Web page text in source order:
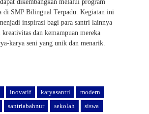
dikembangkan melalui program
di SMP Bilingual Terpadu. Kegiatan ini
inspirasi bagi para santri lainnya
dan kemampuan mereka
karya seni yang unik dan menarik.
inovatif karyasantri
modern
santriabahnur sekolah
siswa